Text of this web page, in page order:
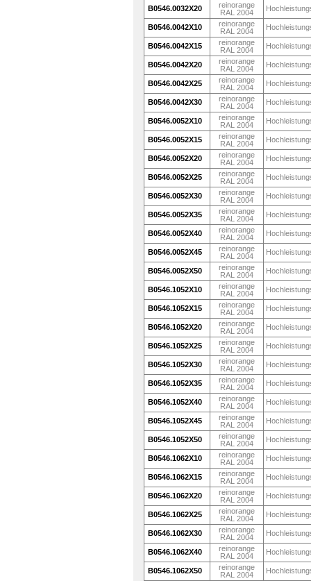
B0546.0032X20
reinorange
RAL 2004
B0546.0042X10
reinorange
RAL 2004
B0546.0042X15
reinorange
RAL 2004
B0546.0042X20
reinorange
RAL 2004
B0546.0042X25
reinorange
RAL 2004
B0546.0042X30
reinorange
RAL 2004
B0546.0052X10
reinorange
RAL 2004
B0546.0052X15
reinorange
RAL 2004
B0546.0052X20
reinorange
RAL 2004
B0546.0052X25
reinorange
RAL 2004
B0546.0052X30
reinorange
RAL 2004
B0546.0052X35
reinorange
RAL 2004
B0546.0052X40
reinorange
RAL 2004
B0546.0052X45
reinorange
RAL 2004
B0546.0052X50
reinorange
RAL 2004
B0546.1052X10
reinorange
RAL 2004
B0546.1052X15
reinorange
RAL 2004
B0546.1052X20
reinorange
RAL 2004
B0546.1052X25
reinorange
RAL 2004
B0546.1052X30
reinorange
RAL 2004
B0546.1052X35
reinorange
RAL 2004
B0546.1052X40
reinorange
RAL 2004
B0546.1052X45
reinorange
RAL 2004
B0546.1052X50
reinorange
RAL 2004
B0546.1062X10
reinorange
RAL 2004
B0546.1062X15
reinorange
RAL 2004
B0546.1062X20
reinorange
RAL 2004
B0546.1062X25
reinorange
RAL 2004
B0546.1062X30
reinorange
RAL 2004
B0546.1062X40
reinorange
RAL 2004
B0546.1062X50
reinorange
RAL 2004